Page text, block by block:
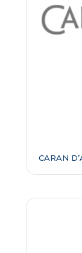
CARAN